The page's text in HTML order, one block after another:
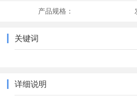
产品规格：
关键词
详细说明